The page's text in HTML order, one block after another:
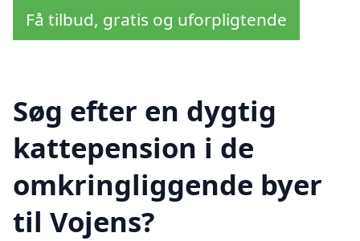
Få tilbud, gratis og uforpligtende
Søg efter en dygtig
kattepension i de
omkringliggende byer
til Vojens?